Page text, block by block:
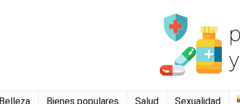
Belleza Bienes populares Salud Sexualidad